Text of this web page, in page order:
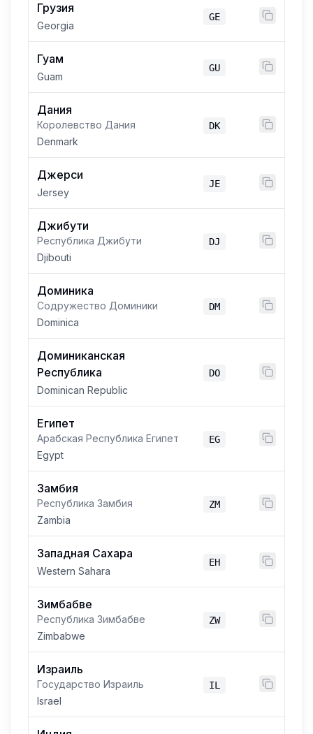
Грузия
Georgia
GE
Гуам
Guam
GU
Дания
Королевство Дания
Denmark
DK
Джерси
Jersey
JE
Джибути
Республика Джибути
Djibouti
DJ
Доминика
Содружество Доминики
Dominica
DM
Доминиканская
Республика
Dominican Republic
DO
Египет
Арабская Республика Египет
Egypt
EG
Замбия
Республика Замбия
Zambia
ZM
Западная Сахара
Western Sahara
EH
Зимбабве
Республика Зимбабве
Zimbabwe
ZW
Израиль
Государство Израиль
Israel
IL